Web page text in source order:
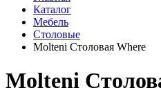
Каталог
Мебель
Столовые
Molteni Столовая Where
Molteni